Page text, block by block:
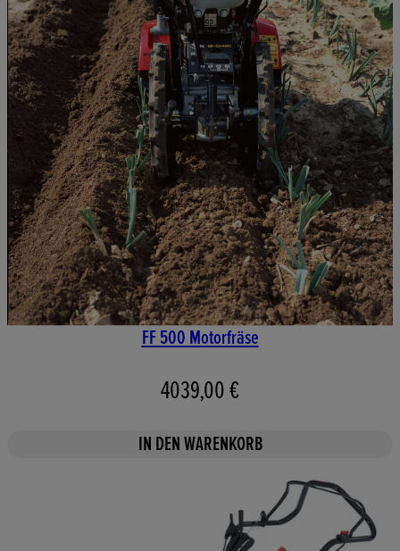
FF 500 Motorfräse
4039,00 €
IN DEN WARENKORB